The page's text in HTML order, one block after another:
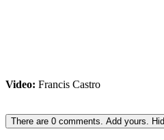
Video: Francis Castro
There are 0 comments. Add yours.